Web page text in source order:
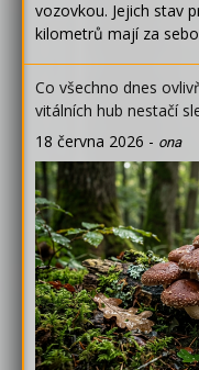
vozovkou. Jejich stav
kilometrů mají za
Co všechno dnes
vitálních hub nestačí
18 června 2026 - ona